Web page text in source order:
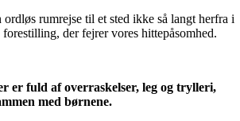
ordløs rumrejse til et sted ikke så langt herfra i
der fejrer vores hittepåsomhed.
er fuld af overraskelser, leg og trylleri,
med børnene.